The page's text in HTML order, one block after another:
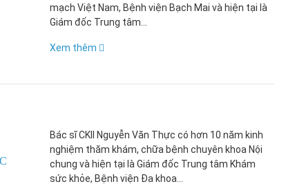
mạch Việt Nam, Bệnh viện Bạch Mai và hiện tại là
Giám đốc Trung tâm...
Xem thêm
Bác sĩ CKII Nguyễn Văn Thực có hơn 10 năm kinh
nghiệm thăm khám, chữa bệnh chuyên khoa Nội
chung và hiện tại là Giám đốc Trung tâm Khám
sức khỏe, Bệnh viện Đa khoa...